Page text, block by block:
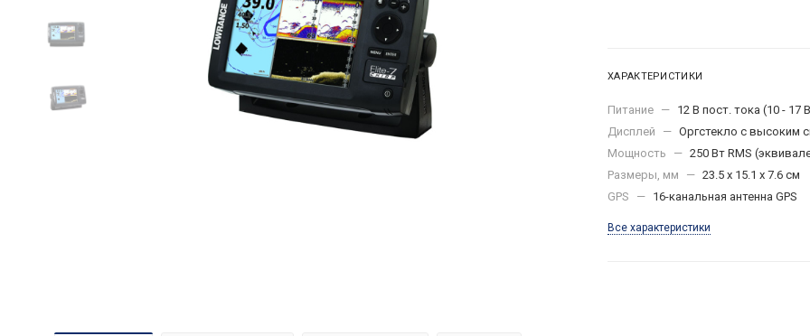
ХАРАКТЕРИСТИКИ
Питание — 12 В пост. тока (10 - 17
Дисплей
— Оргстекло с высоким
Мощность
— 250 Вт RMS
Размеры, мм
— 23.5 x 15.1 x 7.6 см
GPS
— 16-канальная антенна GPS
Все характеристики